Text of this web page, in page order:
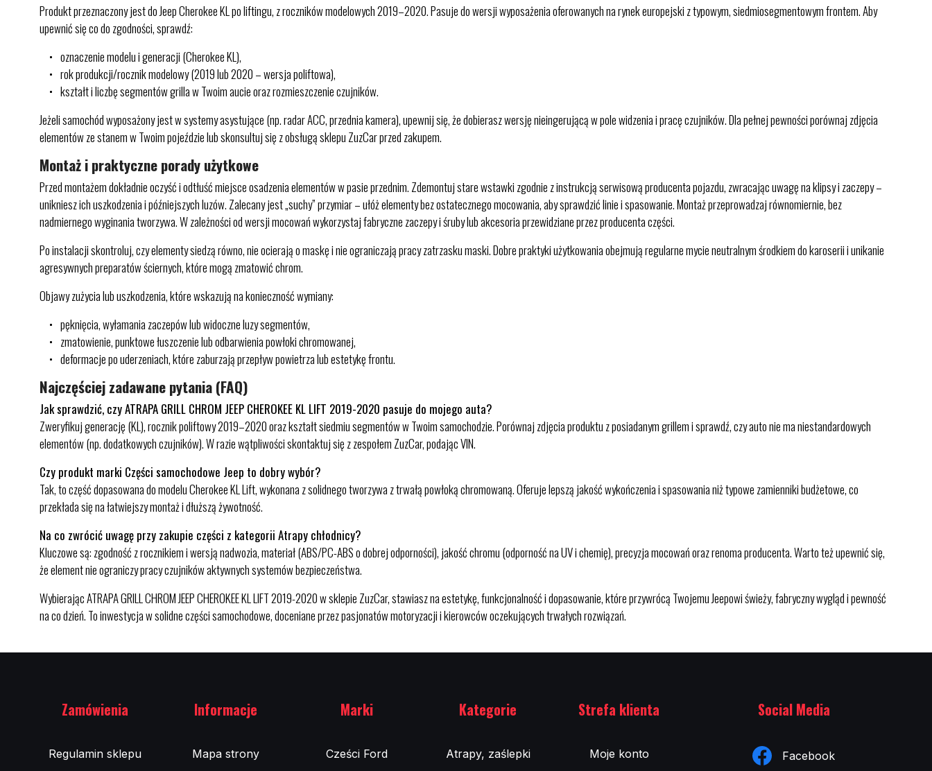
Produkt przeznaczony jest do Jeep Cherokee KL po liftingu, z roczników modelowych 2019–2020. Pasuje do wersji wyposażenia oferowanych na rynek europejski z typowym, siedmiosegmentowym frontem. Aby
upewnić się co do zgodności, sprawdź:
oznaczenie modelu i generacji (Cherokee KL),
rok produkcji/rocznik modelowy (2019 lub 2020 – wersja poliftowa),
kształt i liczbę segmentów grilla w Twoim aucie oraz rozmieszczenie czujników.
Jeżeli samochód wyposażony jest w systemy asystujące (np. radar ACC, przednia kamera), upewnij się, że dobierasz wersję nieingerującą w pole widzenia i pracę czujników. Dla pełnej pewności porównaj zdjęcia
elementów ze stanem w Twoim pojeździe lub skonsultuj się z obsługą sklepu ZuzCar przed zakupem.
Montaż i praktyczne porady użytkowe
Przed montażem dokładnie oczyść i odtłuść miejsce osadzenia elementów w pasie przednim. Zdemontuj stare wstawki zgodnie z instrukcją serwisową producenta pojazdu, zwracając uwagę na klipsy i zaczepy –
unikniesz ich uszkodzenia i późniejszych luzów. Zalecany jest „suchy” przymiar – ułóż elementy bez ostatecznego mocowania, aby sprawdzić linie i spasowanie. Montaż przeprowadzaj równomiernie, bez
nadmiernego wyginania tworzywa. W zależności od wersji mocowań wykorzystaj fabryczne zaczepy i śruby lub akcesoria przewidziane przez producenta części.
Po instalacji skontroluj, czy elementy siedzą równo, nie ocierają o maskę i nie ograniczają pracy zatrzasku maski. Dobre praktyki użytkowania obejmują regularne mycie neutralnym środkiem do karoserii i unikanie
agresywnych preparatów ściernych, które mogą zmatowić chrom.
Objawy zużycia lub uszkodzenia, które wskazują na konieczność wymiany:
pęknięcia, wyłamania zaczepów lub widoczne luzy segmentów,
zmatowienie, punktowe łuszczenie lub odbarwienia powłoki chromowanej,
deformacje po uderzeniach, które zaburzają przepływ powietrza lub estetykę frontu.
Najczęściej zadawane pytania (FAQ)
Jak sprawdzić, czy ATRAPA GRILL CHROM JEEP CHEROKEE KL LIFT 2019-2020 pasuje do mojego auta?
Zweryfikuj generację (KL), rocznik poliftowy 2019–2020 oraz kształt siedmiu segmentów w Twoim samochodzie. Porównaj zdjęcia produktu z posiadanym grillem i sprawdź, czy auto nie ma niestandardowych
elementów (np. dodatkowych czujników). W razie wątpliwości skontaktuj się z zespołem ZuzCar, podając VIN.
Czy produkt marki Części samochodowe Jeep to dobry wybór?
Tak, to część dopasowana do modelu Cherokee KL Lift, wykonana z solidnego tworzywa z trwałą powłoką chromowaną. Oferuje lepszą jakość wykończenia i spasowania niż typowe zamienniki budżetowe, co
przekłada się na łatwiejszy montaż i dłuższą żywotność.
Na co zwrócić uwagę przy zakupie części z kategorii Atrapy chłodnicy?
Kluczowe są: zgodność z rocznikiem i wersją nadwozia, materiał (ABS/PC-ABS o dobrej odporności), jakość chromu (odporność na UV i chemię), precyzja mocowań oraz renoma producenta. Warto też upewnić się,
że element nie ograniczy pracy czujników aktywnych systemów bezpieczeństwa.
Wybierając ATRAPA GRILL CHROM JEEP CHEROKEE KL LIFT 2019-2020 w sklepie ZuzCar, stawiasz na estetykę, funkcjonalność i dopasowanie, które przywrócą Twojemu Jeepowi świeży, fabryczny wygląd i pewność
na co dzień. To inwestycja w solidne części samochodowe, doceniane przez pasjonatów motoryzacji i kierowców oczekujących trwałych rozwiązań.
Zamówienia
Regulamin sklepu
Informacje
Mapa strony
Marki
Cześci Ford
Kategorie
Atrapy, zaślepki
Strefa klienta
Moje konto
Social Media
Facebook